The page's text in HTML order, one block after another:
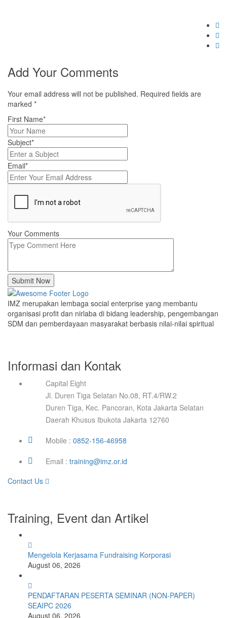
Add Your Comments
Your email address will not be published. Required fields are
marked *
First Name*
Subject*
Email*
Your Comments
Submit Now
IMZ merupakan lembaga social enterprise yang membantu
organisasi profit dan nirlaba di bidang leadership, pengembangan
SDM dan pemberdayaan masyarakat berbasis nilai-nilai spiritual
Informasi dan Kontak
Capital Eight
Jl. Duren Tiga Selatan No.08, RT.4/RW.2
Duren Tiga, Kec. Pancoran, Kota Jakarta Selatan
Daerah Khusus Ibukota Jakarta 12760
Mobile : 0852-156-46958
Email : training@imz.or.id
Contact Us
Training, Event dan Artikel
Mengelola Kerjasama Fundraising Korporasi
August 06, 2026
PENDAFTARAN PESERTA SEMINAR (NON-PAPER)
SEAIPC 2026
August 06, 2026